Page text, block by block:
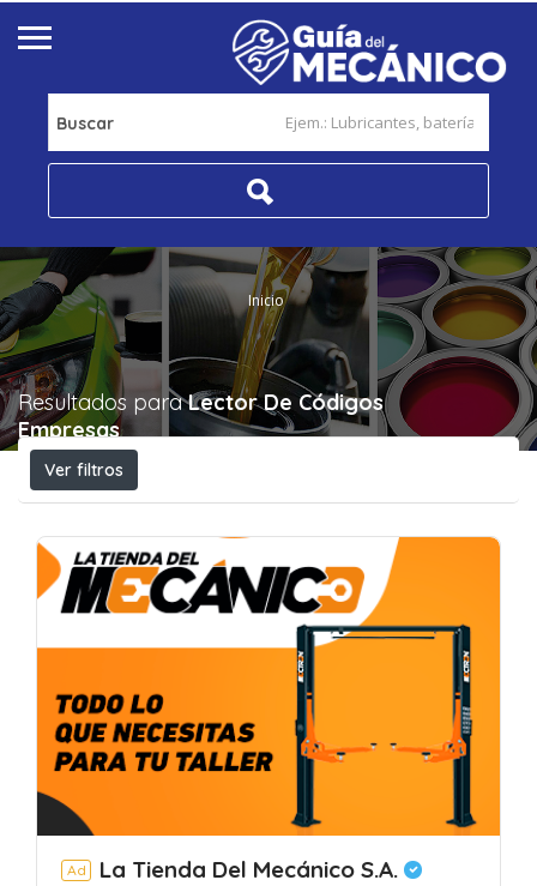
Buscar
Inicio
Resultados paraLector De Códigos
Empresas
Ver filtros
Ad La Tienda Del Mecánico S.A.